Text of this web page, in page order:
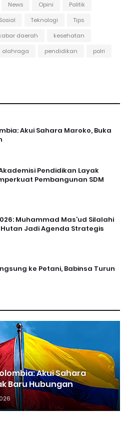
News Opini
Politik
Sosial Teknologi
Tips
daerah
kesehatan
olahraga pendidikan
polri
Akui Sahara Maroko, Buka
Akademisi Pendidikan Layak
Pembangunan SDM
Muhammad Mas’ud Silalahi
Jadi Agenda Strategis
ke Petani, Babinsa Turun
Akui Sahara
Baru Hubungan